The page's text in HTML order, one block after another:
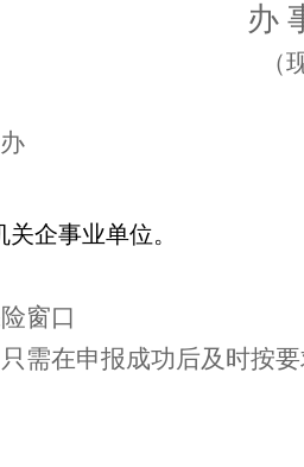
办
（
企事业单位。
窗口
需在申报成功后及时按